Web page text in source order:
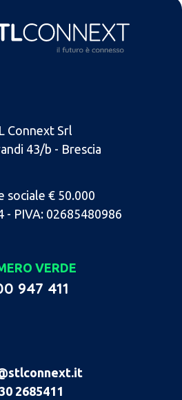
Connext Srl
43/b - Brescia
sociale € 50.000
- PIVA: 02685480986
VERDE
947 411
2685411